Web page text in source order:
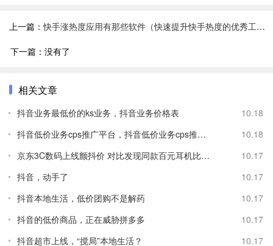
上一篇：快手涨热度应用有那些软件（快速提升快手热度的优秀工具推荐）
下一篇：没有了
相关文章
抖音业务最低价的ks业务，抖音业务价格表
10.18
抖音低价业务cps推广平台，抖音低价业务cps推广平台是什么
10.18
京东3C数码上线颤抖价 对比发现同款百元耳机比抖音主播便宜
10.17
抖音，动手了
10.17
抖音本地生活，低价团购不是解药
10.17
抖音的低价商品，正在威胁拼多多
10.17
抖音超市上线，“搅局”本地生活？
10.17